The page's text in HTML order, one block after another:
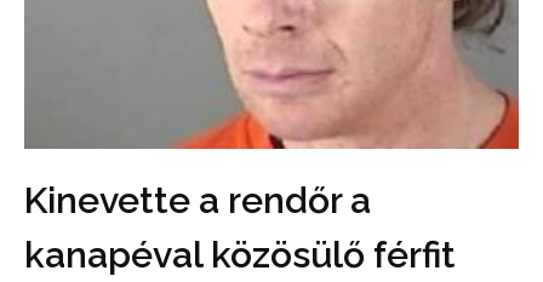
Kinevette a rendőr a
kanapéval közösülő férfit